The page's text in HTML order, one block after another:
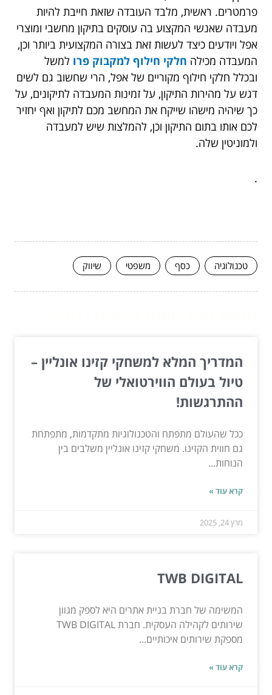
פרמטרים. ראשית, מלבד העובדה שזאת חייבת להיות
מעבדה שאנשי המקצוע בה עוסקים בתיקון מחשבי ומוצרי
אפל ויודעים כיצד לעשות זאת בצורה המקצועית ביותר וכן,
המעבדה מכילה חלקי חילוף למקבוק פרו למשל
ובכלל חלקי חילוף מקוריים של אפל, הרי שחשוב גם לשים
דגש על מהירות התיקון, על זמינות המעבדה לתיקונים, על
כך שיהיה מישהו שייקח את המחשב מכם לתיקון ואף יחזיר
לכם אותו בתום התיקון וכן, להמלצות שיש למעבדה
ולמוניטין שלה.
.
טכנולוגיה כסף משפטי שיווק
המדריך המלא למשחקי קזינו אונליין –
טיול בעולם הווירטואלי של
ההתרגשות!
ככל שהעולם מתפתח והטכנולוגיות מתקדמות, מתפתחת
גם חווית הקזינו. משחקי קזינו אונליין משלבים בין
הנוחות...
קרא עוד »
מרץ 24, 2025
TWB DIGITAL
המשימה של חברת בניית אתרים היא לספק מגוון
שירותים לקהילה העסקית. חברת TWB DIGITAL
מספקת שירותים איכותיים...
קרא עוד »